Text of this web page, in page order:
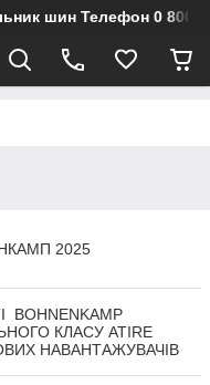
шин Телефон 0 800
2025
КЛАСУ ATIRE
НАВАНТАЖУВАЧІВ